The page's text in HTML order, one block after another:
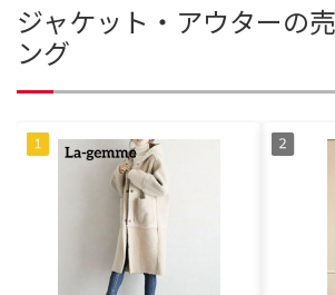
ジャケット・アウターの
ング